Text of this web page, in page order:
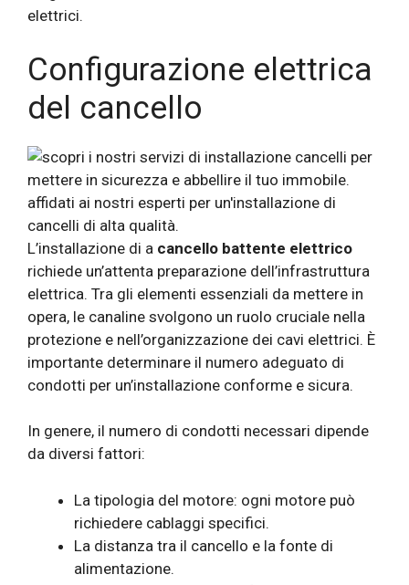
elettrici.
Configurazione elettrica
del cancello
L’installazione di a cancello battente elettrico
richiede un’attenta preparazione dell’infrastruttura
elettrica. Tra gli elementi essenziali da mettere in
opera, le canaline svolgono un ruolo cruciale nella
protezione e nell’organizzazione dei cavi elettrici. È
importante determinare il numero adeguato di
condotti per un’installazione conforme e sicura.
In genere, il numero di condotti necessari dipende
da diversi fattori:
La tipologia del motore: ogni motore può
richiedere cablaggi specifici.
La distanza tra il cancello e la fonte di
alimentazione.